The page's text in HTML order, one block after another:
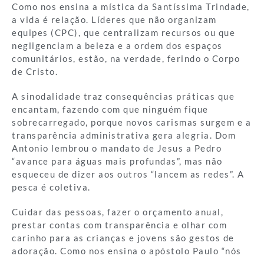
Como nos ensina a mística da Santíssima Trindade,
a vida é relação. Líderes que não organizam
equipes (CPC), que centralizam recursos ou que
negligenciam a beleza e a ordem dos espaços
comunitários, estão, na verdade, ferindo o Corpo
de Cristo.
A sinodalidade traz consequências práticas que
encantam, fazendo com que ninguém fique
sobrecarregado, porque novos carismas surgem e a
transparência administrativa gera alegria. Dom
Antonio lembrou o mandato de Jesus a Pedro
“avance para águas mais profundas”, mas não
esqueceu de dizer aos outros “lancem as redes”. A
pesca é coletiva.
Cuidar das pessoas, fazer o orçamento anual,
prestar contas com transparência e olhar com
carinho para as crianças e jovens são gestos de
adoração. Como nos ensina o apóstolo Paulo “nós